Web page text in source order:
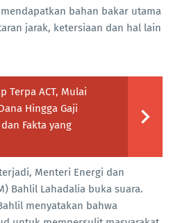
bahan bakar utama
jarak, ketersiaan dan hal lain
Terpa ACT, Mulai
Hingga Gaji
Fakta yang
Menteri Energi dan
Bahlil Lahadalia buka suara.
menyatakan bahwa